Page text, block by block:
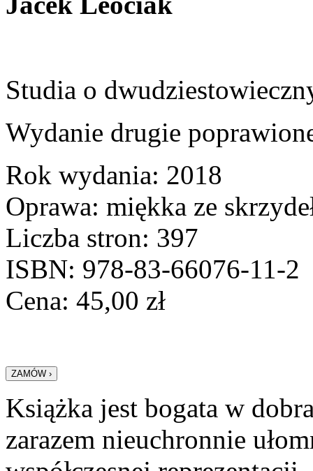
Studia o
Wydanie drugie
Rok wydania: 2018
Oprawa: miękka ze
Liczba stron: 397
ISBN: 978-83-66076-11-2
Cena: 45,00 zł
Książka jest bogata w
zarazem nieuchronnie